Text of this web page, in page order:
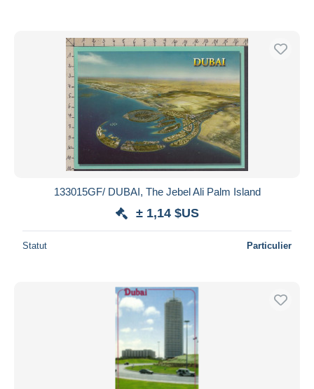
133015GF/ DUBAI, The Jebel Ali Palm Island
± 1,14 $US
Statut Particulier